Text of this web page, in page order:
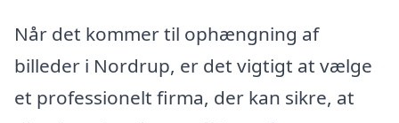
Når det kommer til ophængning af
billeder i Nordrup, er det vigtigt at vælge
et professionelt firma, der kan sikre, at